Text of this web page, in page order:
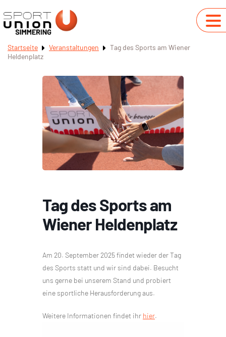
Startseite Veranstaltungen
Tag des Sports am Wiener
Heldenplatz
Tag des Sports am
Wiener Heldenplatz
Am 20. September 2025 findet wieder der Tag
des Sports statt und wir sind dabei. Besucht
uns gerne bei unserem Stand und probiert
eine sportliche Herausforderung aus.
Weitere Informationen findet ihr hier.